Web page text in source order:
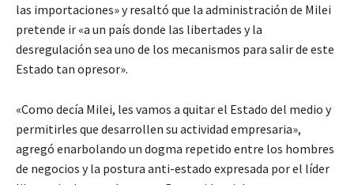
las importaciones» y resaltó que la administración de Milei
pretende ir «a un país donde las libertades y la
desregulación sea uno de los mecanismos para salir de este
Estado tan opresor».
«Como decía Milei, les vamos a quitar el Estado del medio y
permitirles que desarrollen su actividad empresaria»,
agregó enarbolando un dogma repetido entre los hombres
de negocios y la postura anti-estado expresada por el líder